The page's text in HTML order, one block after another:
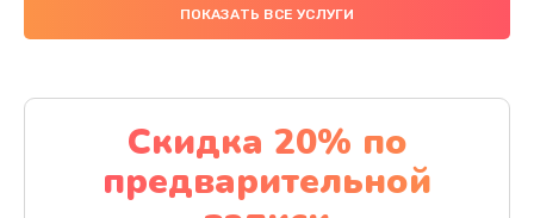
Замена южного моста
Заказать
Чистка от пыли
1060 руб.
ПОКАЗАТЬ ВСЕ УСЛУГИ
Скидка 20% по
предварительной